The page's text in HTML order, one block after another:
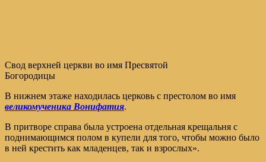
Свод верхней церкви во имя Пресвятой
Богородицы
В нижнем этаже находилась церковь с престолом во имя
великомученика Вонифатия.
В притворе справа была устроена отдельная крещальня с
поднимающимся полом в купели для того, чтобы можно было
в ней крестить как младенцев, так и взрослых».